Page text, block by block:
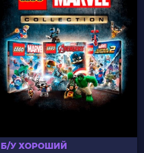
Б/У ХОРОШИЙ